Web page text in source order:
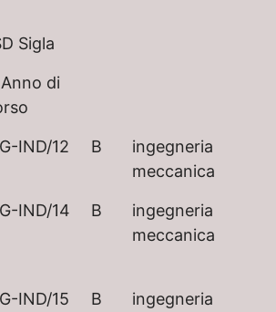
Sigla
Anno di
IND/12 B
ingegneria
meccanica
IND/14 B
ingegneria
meccanica
IND/15 B
ingegneria